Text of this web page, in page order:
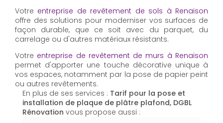
Votre entreprise de revêtement de sols à Renaison
offre des solutions pour moderniser vos surfaces de
façon durable, que ce soit avec du parquet, du
carrelage ou d'autres matériaux résistants.
Votre entreprise de revêtement de murs à Renaison
permet d'apporter une touche décorative unique à
vos espaces, notamment par la pose de papier peint
ou autres revêtements.
En plus de ses services : Tarif pour la pose et
installation de plaque de plâtre plafond, DGBL
Rénovation vous propose aussi :